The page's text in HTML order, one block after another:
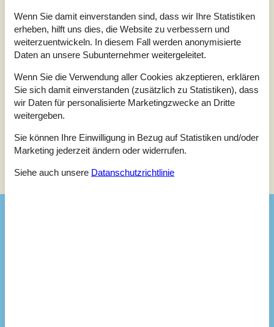
1
Kommentare
Keine Bewertungen haben Kommentare auf Deutsch
1 Bewertung hat einen Kommentar in einer anderen Sprache.
Siehe stattdessen 21 externe Bewertungen.
Siehe Häuser nebenan
Sonnenstand über dem gewählten Objekt
Wenn Sie damit einverstanden sind, dass wir Ihre Statistiken
erheben, hilft uns dies, die Website zu verbessern und
weiterzuentwickeln. In diesem Fall werden anonymisierte
Daten an unsere Subunternehmer weitergeleitet.
Wenn Sie die Verwendung aller Cookies akzeptieren, erklären
Sie sich damit einverstanden (zusätzlich zu Statistiken), dass
wir Daten für personalisierte Marketingzwecke an Dritte
weitergeben.
Sie können Ihre Einwilligung in Bezug auf Statistiken und/oder
Marketing jederzeit ändern oder widerrufen.
Siehe auch unsere Datanschutzrichtlinie